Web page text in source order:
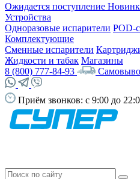
Ожидается поступление
Устройства
Одноразовые испарители POD-
Комплектующие
Сменные испарители
Жидкости и табак Магазины
8 (800) 777-84-93
Приём звонков: с 9:00 до